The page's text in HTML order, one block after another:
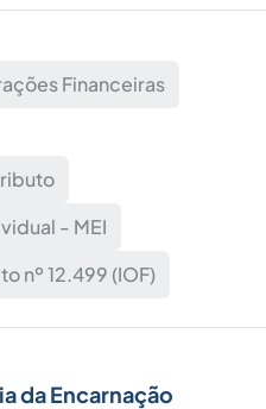
Financeiras
- MEI
nº 12.499 (IOF)
da Encarnação